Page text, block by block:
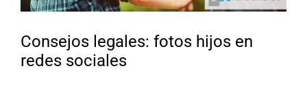
Consejos legales: fotos hijos en
redes sociales